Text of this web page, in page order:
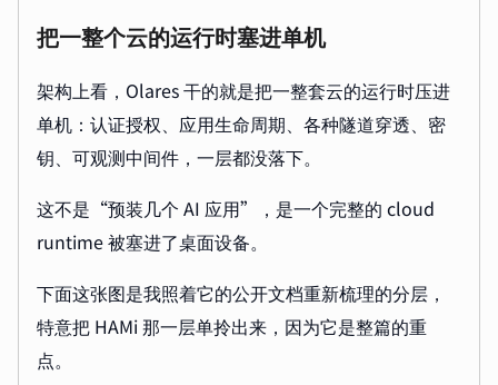
把一整个云的运行时塞进单机
架构上看，Olares 干的就是把一整套云的运行时压进
单机：认证授权、应用生命周期、各种隧道穿透、密
钥、可观测中间件，一层都没落下。
这不是“预装几个 AI 应用”，是一个完整的 cloud
runtime 被塞进了桌面设备。
下面这张图是我照着它的公开文档重新梳理的分层，
特意把 HAMi 那一层单拎出来，因为它是整篇的重
点。